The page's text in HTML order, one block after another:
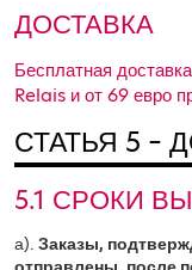
ДОСТАВКА
Бесплатная
Relais и от 69 евро
СТАТЬЯ 5 –
5.1 СРОКИ
а). Заказы,